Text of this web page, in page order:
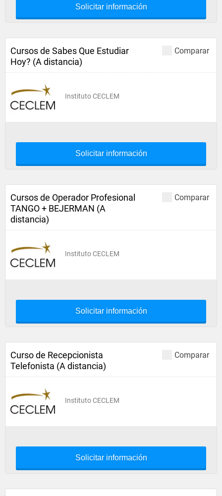
Solicitar información
Comparar
Cursos de Sabes Que Estudiar
Hoy? (A distancia)
Instituto CECLEM
Solicitar información
Comparar
Cursos de Operador Profesional
TANGO + BEJERMAN (A
distancia)
Instituto CECLEM
Solicitar información
Comparar
Curso de Recepcionista
Telefonista (A distancia)
Instituto CECLEM
Solicitar información